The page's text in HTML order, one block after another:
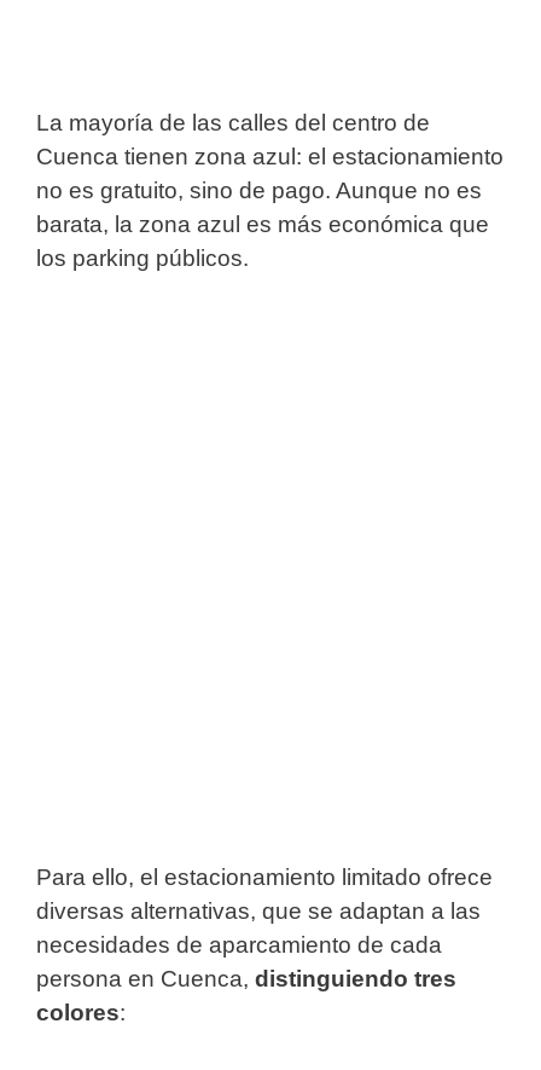
La mayoría de las calles del centro de
Cuenca tienen zona azul: el estacionamiento
no es gratuito, sino de pago. Aunque no es
barata, la zona azul es más económica que
los parking públicos.
Para ello, el estacionamiento limitado ofrece
diversas alternativas, que se adaptan a las
necesidades de aparcamiento de cada
persona en Cuenca, distinguiendo tres
colores: